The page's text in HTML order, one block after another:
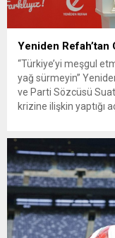
Yeniden Refah’tan
“Türkiye’yi meşgul
yağ sürmeyin”
ve Parti Sözcüsü Suat
krizine ilişkin yaptığı
olun. Türkiye’yi...